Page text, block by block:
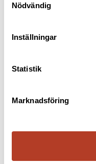
Nödvändig
Inställningar
Statistik
Marknadsföring